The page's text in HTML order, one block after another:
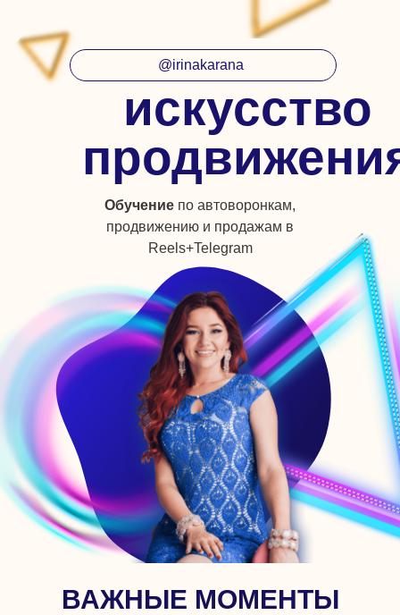
искусство
@irinakarana
Обучение по автоворонкам,
продвижению и продажам в
Reels+Telegram
ВАЖНЫЕ МОМЕНТЫ